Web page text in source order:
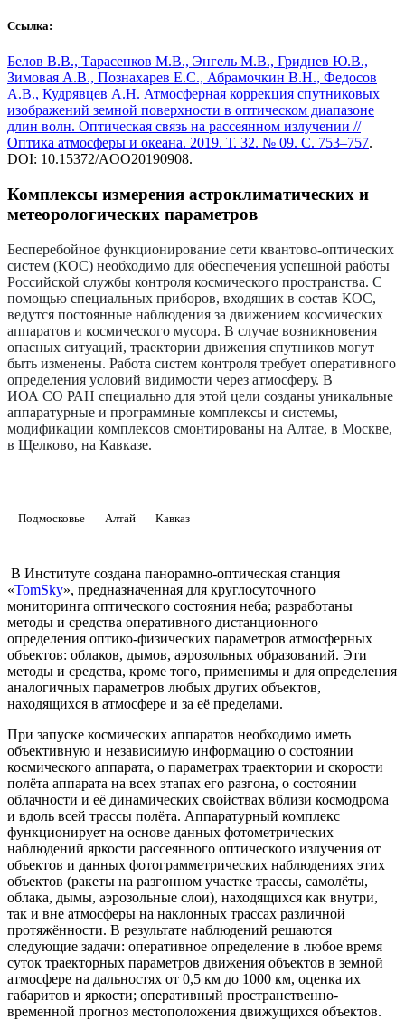
Ссылка:
Белов В.В., Тарасенков М.В., Энгель М.В., Гриднев Ю.В.,
Зимовая А.В., Познахарев Е.С., Абрамочкин В.Н., Федосов
А.В., Кудрявцев А.Н. Атмосферная коррекция спутниковых
изображений земной поверхности в оптическом диапазоне
длин волн. Оптическая связь на рассеянном излучении //
Оптика атмосферы и океана. 2019. Т. 32. № 09. С. 753–757.
DOI: 10.15372/AOO20190908.
Комплексы измерения астроклиматических и
метеорологических параметров
Бесперебойное функционирование сети квантово-оптических
систем (КОС) необходимо для обеспечения успешной работы
Российской службы контроля космического пространства. С
помощью специальных приборов, входящих в состав КОС,
ведутся постоянные наблюдения за движением космических
аппаратов и космического мусора. В случае возникновения
опасных ситуаций, траектории движения спутников могут
быть изменены. Работа систем контроля требует оперативного
определения условий видимости через атмосферу. В
ИОА СО РАН специально для этой цели созданы уникальные
аппаратурные и программные комплексы и системы,
модификации комплексов смонтированы на Алтае, в Москве,
в Щелково, на Кавказе.
Подмосковье Алтай Кавказ
В Институте создана панорамно-оптическая станция
«TomSky», предназначенная для круглосуточного
мониторинга оптического состояния неба; разработаны
методы и средства оперативного дистанционного
определения оптико-физических параметров атмосферных
объектов: облаков, дымов, аэрозольных образований. Эти
методы и средства, кроме того, применимы и для определения
аналогичных параметров любых других объектов,
находящихся в атмосфере и за её пределами.
При запуске космических аппаратов необходимо иметь
объективную и независимую информацию о состоянии
космического аппарата, о параметрах траектории и скорости
полёта аппарата на всех этапах его разгона, о состоянии
облачности и её динамических свойствах вблизи космодрома
и вдоль всей трассы полёта. Аппаратурный комплекс
функционирует на основе данных фотометрических
наблюдений яркости рассеянного оптического излучения от
объектов и данных фотограмметрических наблюдениях этих
объектов (ракеты на разгонном участке трассы, самолёты,
облака, дымы, аэрозольные слои), находящихся как внутри,
так и вне атмосферы на наклонных трассах различной
протяжённости. В результате наблюдений решаются
следующие задачи: оперативное определение в любое время
суток траекторных параметров движения объектов в земной
атмосфере на дальностях от 0,5 км до 1000 км, оценка их
габаритов и яркости; оперативный пространственно-
временной прогноз местоположения движущихся объектов.